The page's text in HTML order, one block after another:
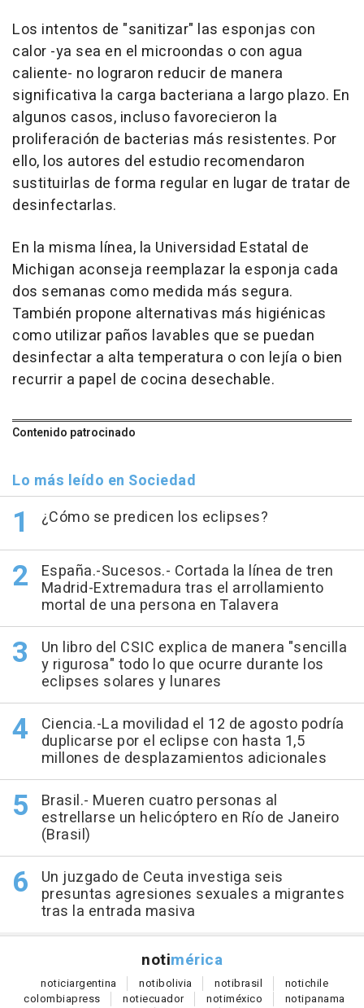
Los intentos de "sanitizar" las esponjas con
calor -ya sea en el microondas o con agua
caliente- no lograron reducir de manera
significativa la carga bacteriana a largo plazo. En
algunos casos, incluso favorecieron la
proliferación de bacterias más resistentes. Por
ello, los autores del estudio recomendaron
sustituirlas de forma regular en lugar de tratar de
desinfectarlas.
En la misma línea, la Universidad Estatal de
Michigan aconseja reemplazar la esponja cada
dos semanas como medida más segura.
También propone alternativas más higiénicas
como utilizar paños lavables que se puedan
desinfectar a alta temperatura o con lejía o bien
recurrir a papel de cocina desechable.
Contenido patrocinado
Lo más leído en Sociedad
¿Cómo se predicen los eclipses?
España.-Sucesos.- Cortada la línea de tren
Madrid-Extremadura tras el arrollamiento
mortal de una persona en Talavera
Un libro del CSIC explica de manera "sencilla
y rigurosa" todo lo que ocurre durante los
eclipses solares y lunares
Ciencia.-La movilidad el 12 de agosto podría
duplicarse por el eclipse con hasta 1,5
millones de desplazamientos adicionales
Brasil.- Mueren cuatro personas al
estrellarse un helicóptero en Río de Janeiro
(Brasil)
Un juzgado de Ceuta investiga seis
presuntas agresiones sexuales a migrantes
tras la entrada masiva
notimérica
noticiargentina notibolivia notibrasil notichile
colombiapress notiecuador notiméxico notipanama